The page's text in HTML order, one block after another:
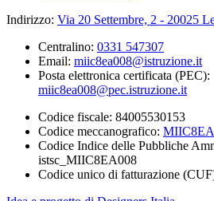
Indirizzo: Via 20 Settembre, 2 - 20025
Centralino: 0331 547307
Email: miic8ea008@istruzione.it
Posta elettronica certificata (PEC):
miic8ea008@pec.istruzione.it
Codice fiscale: 84005530153
Codice meccanografico:
Codice Indice delle Pubbliche
istsc_MIIC8EA008
Codice unico di fatturazione